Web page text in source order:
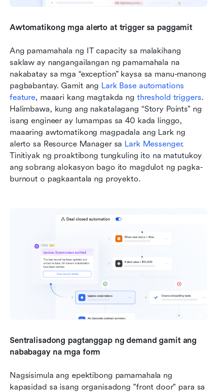
Awtomatikong mga alerto at trigger sa paggamit
Ang pamamahala ng IT capacity sa malakihang
saklaw ay nangangailangan ng pamamahala na
nakabatay sa mga “exception” kaysa sa manu-manong
pagbabantay. Gamit ang Lark Base automations
feature, maaari kang magtakda ng threshold triggers.
Halimbawa, kung ang nakatalagang “Story Points” ng
isang engineer ay lumampas sa 40 kada linggo,
maaaring awtomatikong magpadala ang Lark ng
alerto sa Resource Manager sa Lark Messenger.
Tinitiyak ng proaktibong tungkuling ito na matutukoy
ang sobrang alokasyon bago ito magdulot ng pagka-
burnout o pagkaantala ng proyekto.
Sentralisadong pagtanggap ng demand gamit ang
nababagay na mga form
Nagsisimula ang epektibong pamamahala ng
kapasidad sa isang organisadong "front door" para sa